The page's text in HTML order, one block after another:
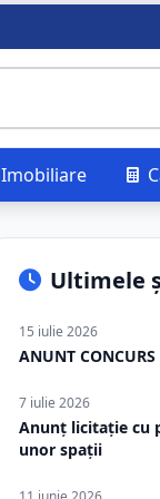
Imobiliare
Ultimele
15 iulie 2026
ANUNT
7 iulie 2026
Anunț licitație cu
unor spații